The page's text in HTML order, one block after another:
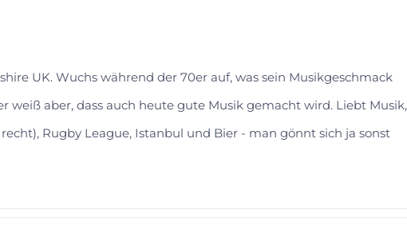
UK. Wuchs während der 70er auf, was sein Musikgeschmack
weiß aber, dass auch heute gute Musik gemacht wird. Liebt Musik,
Rugby League, Istanbul und Bier - man gönnt sich ja sonst